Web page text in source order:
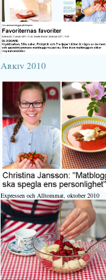
Arkiv 2010
Expressen och Alltommat, oktober 2010